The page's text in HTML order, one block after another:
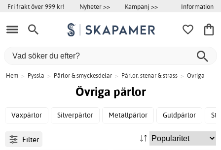
Fri frakt över 999 kr! Nyheter >> Kampanj >> Information
Hem > Pyssla > Pärlor & smyckesdelar > Pärlor, stenar & strass > Övriga
Övriga pärlor
Vaxpärlor Silverpärlor Metallpärlor Guldpärlor
Filter